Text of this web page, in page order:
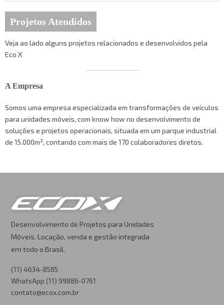
Projetos Atendidos
Veja ao lado alguns projetos relacionados e desenvolvidos pela
Eco X
A Empresa
Somos uma empresa especializada em transformações de veículos
para unidades móveis, com know how no desenvolvimento de
soluções e projetos operacionais, situada em um parque industrial
de 15.000m², contando com mais de 170 colaboradores diretos.
Desenvolvimento de Projetos para Unidades
Móveis. Locação, venda e gestão integrada
em todo o Brasil.
(11) 4634-8585
WhatsApp (11) 99886-0761
contato@ecox.com.br